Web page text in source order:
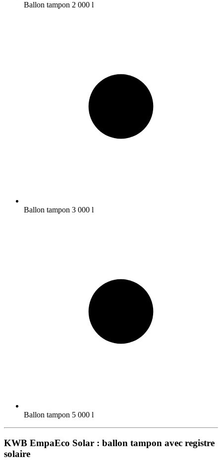
Ballon tampon 2 000 l
Ballon tampon 3 000 l
Ballon tampon 5 000 l
KWB EmpaEco Solar : ballon tampon avec registre
solaire